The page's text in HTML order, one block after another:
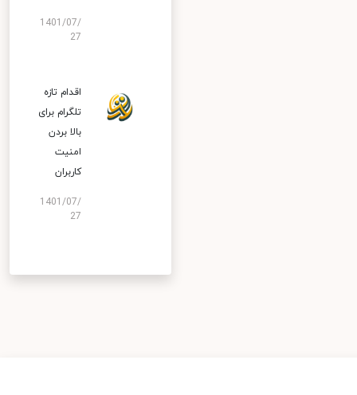
1401/07/
27
اقدام تازه
تلگرام برای
بالا بردن
امنیت
کاربران
1401/07/
27